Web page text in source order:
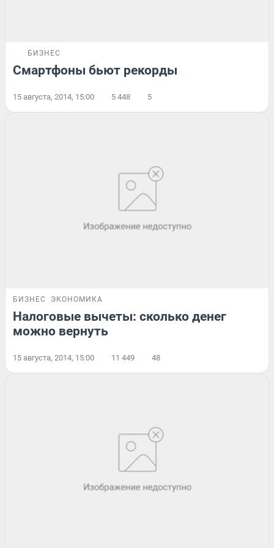
БИЗНЕС
Смартфоны бьют рекорды
15 августа, 2014, 15:00 5 448 5
БИЗНЕС ЭКОНОМИКА
Налоговые вычеты: сколько денег
можно вернуть
15 августа, 2014, 15:00 11 449 48